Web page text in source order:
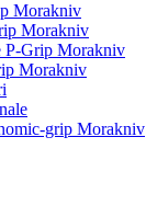
Morakniv
Morakniv
P-Grip Morakniv
Morakniv
grip Morakniv